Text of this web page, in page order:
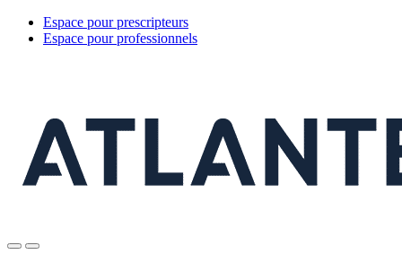
Espace pour prescripteurs
Espace pour professionnels